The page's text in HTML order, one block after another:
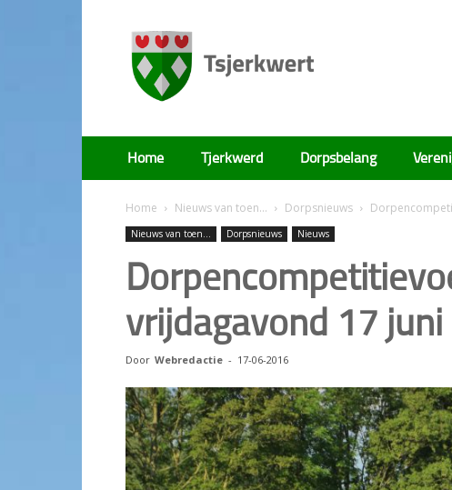
Tsjerkwert
Home Tjerkwerd Dorpsbelang
Home Nieuws van toen... Dorpsnieuws
Nieuws van toen... Dorpsnieuws Nieuws
vrijdagavond 17
Door Webredactie - 17-06-2016